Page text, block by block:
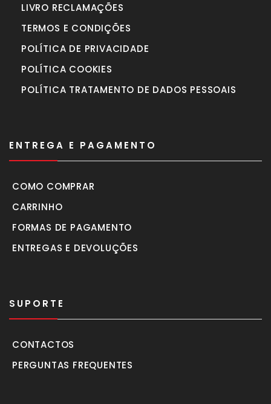
LIVRO RECLAMAÇÕES
TERMOS E CONDIÇÕES
POLÍTICA DE PRIVACIDADE
POLÍTICA COOKIES
POLÍTICA TRATAMENTO DE DADOS PESSOAIS
ENTREGA E PAGAMENTO
COMO COMPRAR
CARRINHO
FORMAS DE PAGAMENTO
ENTREGAS E DEVOLUÇÕES
SUPORTE
CONTACTOS
PERGUNTAS FREQUENTES